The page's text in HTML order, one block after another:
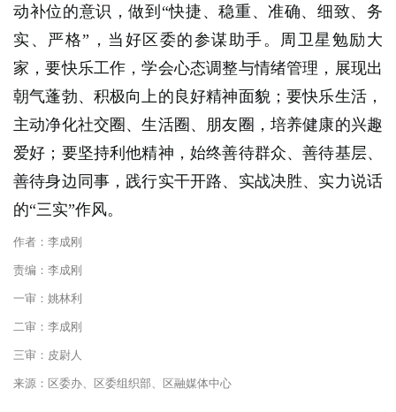
动补位的意识，做到“快捷、稳重、准确、细致、务
实、严格”，当好区委的参谋助手。周卫星勉励大
家，要快乐工作，学会心态调整与情绪管理，展现出
朝气蓬勃、积极向上的良好精神面貌；要快乐生活，
主动净化社交圈、生活圈、朋友圈，培养健康的兴趣
爱好；要坚持利他精神，始终善待群众、善待基层、
善待身边同事，践行实干开路、实战决胜、实力说话
的“三实”作风。
作者：李成刚
责编：李成刚
一审：姚林利
二审：李成刚
三审：皮尉人
来源：区委办、区委组织部、区融媒体中心